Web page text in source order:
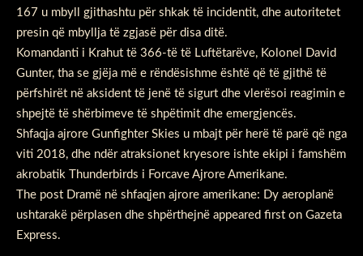
167 u mbyll gjithashtu për shkak të incidentit, dhe autoritetet
presin që mbyllja të zgjasë për disa ditë.
Komandanti i Krahut të 366-të të Luftëtarëve, Kolonel David
Gunter, tha se gjëja më e rëndësishme është që të gjithë të
përfshirët në aksident të jenë të sigurt dhe vlerësoi reagimin e
shpejtë të shërbimeve të shpëtimit dhe emergjencës.
Shfaqja ajrore Gunfighter Skies u mbajt për herë të parë që nga
viti 2018, dhe ndër atraksionet kryesore ishte ekipi i famshëm
akrobatik Thunderbirds i Forcave Ajrore Amerikane.
The post Dramë në shfaqjen ajrore amerikane: Dy aeroplanë
ushtarakë përplasen dhe shpërthejnë appeared first on Gazeta
Express.